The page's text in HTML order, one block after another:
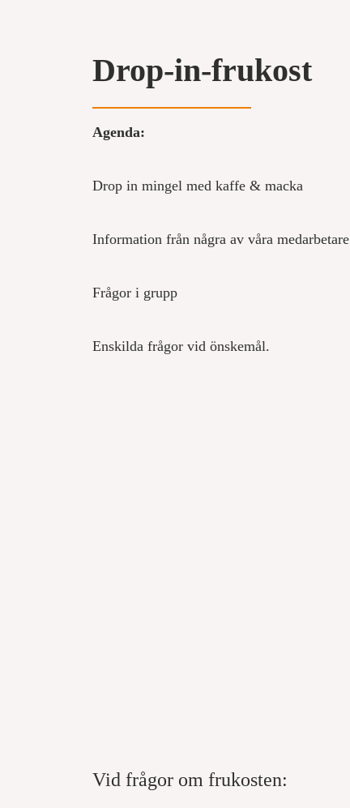
Drop-in-frukost
Agenda:
Drop in mingel med kaffe & macka
Information från några av våra medarbetare
Frågor i grupp
Enskilda frågor vid önskemål.
Vid frågor om frukosten: